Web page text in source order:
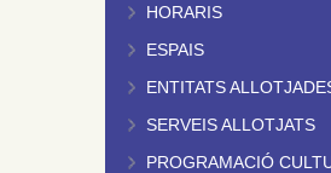
HORARIS
ESPAIS
ENTITATS
SERVEIS ALLOTJATS
PROGRAMACIÓ